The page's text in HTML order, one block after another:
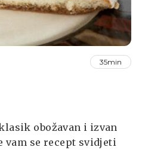
35min
obožavan i izvan
vam se recept svidjeti